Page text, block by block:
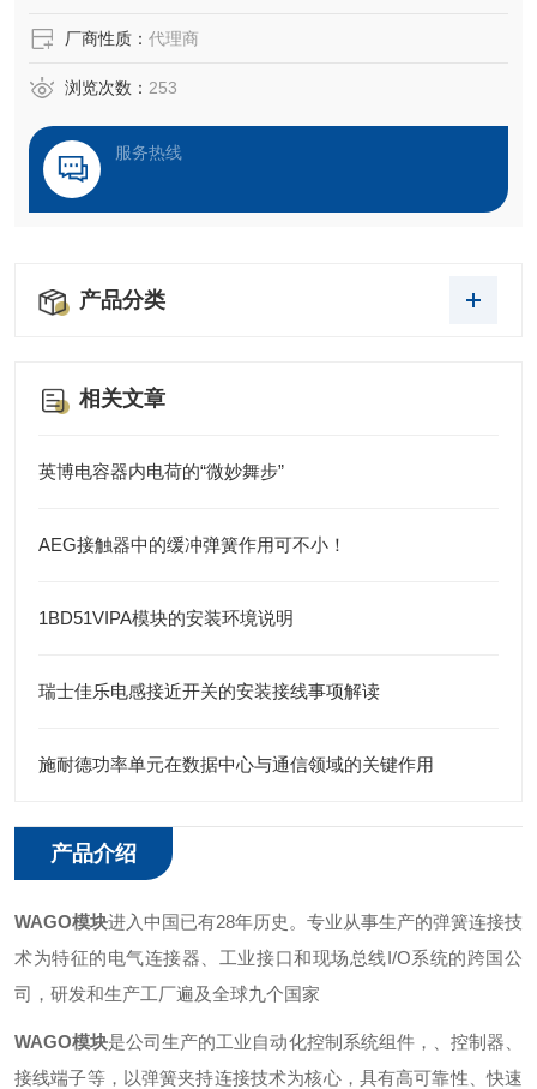
厂商性质： 代理商
浏览次数： 253
服务热线
产品分类
相关文章
英博电容器内电荷的“微妙舞步”
AEG接触器中的缓冲弹簧作用可不小！
1BD51VIPA模块的安装环境说明
瑞士佳乐电感接近开关的安装接线事项解读
施耐德功率单元在数据中心与通信领域的关键作用
产品介绍
WAGO模块进入中国已有28年历史。专业从事生产的弹簧连接技
术为特征的电气连接器、工业接口和现场总线I/O系统的跨国公
司，研发和生产工厂遍及全球九个国家
WAGO模块是公司生产的工业自动化控制系统组件，、控制器、
接线端子等，以弹簧夹持连接技术为核心，具有高可靠性、快速